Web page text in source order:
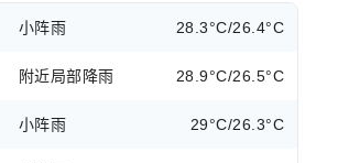
小阵雨 28.3°C/26.4°C
附近局部降雨 28.9°C/26.5°C
小阵雨 29°C/26.3°C